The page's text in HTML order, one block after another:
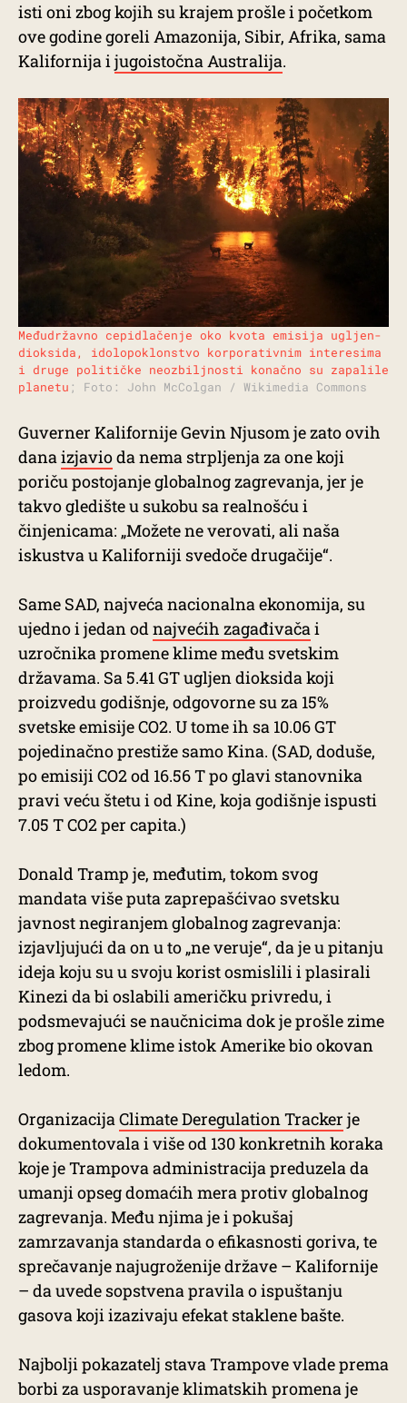
isti oni zbog kojih su krajem prošle i početkom
ove godine goreli Amazonija, Sibir, Afrika, sama
Kalifornija ijugoistočna Australija.
Međudržavno cepidlačenje oko kvota emisija ugljen-
dioksida, idolopoklonstvo korporativnim interesima
i druge političke neozbiljnosti konačno su zapalile
planetu ; Foto: John McColgan / Wikimedia Commons
Guverner Kalifornije Gevin Njusom je zato ovih
danaizjavioda nema strpljenja za one koji
poriču postojanje globalnog zagrevanja, jer je
takvo gledište u sukobu sa realnošću i
činjenicama: „Možete ne verovati, ali naša
iskustva u Kaliforniji svedoče drugačije“.
Same SAD, najveća nacionalna ekonomija, su
ujedno i jedan odnajvećih zagađivačai
uzročnika promene klime među svetskim
državama. Sa 5.41 GT ugljen dioksida koji
proizvedu godišnje, odgovorne su za 15%
svetske emisije CO2. U tome ih sa 10.06 GT
pojedinačno prestiže samo Kina. (SAD, doduše,
po emisiji CO2 od 16.56 T po glavi stanovnika
pravi veću štetu i od Kine, koja godišnje ispusti
7.05 T CO2 per capita.)
Donald Tramp je, međutim, tokom svog
mandata više puta zaprepašćivao svetsku
javnost negiranjem globalnog zagrevanja:
izjavljujući da on u to „ne veruje“, da je u pitanju
ideja koju su u svoju korist osmislili i plasirali
Kinezi da bi oslabili američku privredu, i
podsmevajući se naučnicima dok je prošle zime
zbog promene klime istok Amerike bio okovan
ledom.
OrganizacijaClimate Deregulation Tracker je
dokumentovala i više od 130 konkretnih koraka
koje je Trampova administracija preduzela da
umanji opseg domaćih mera protiv globalnog
zagrevanja. Među njima je i pokušaj
zamrzavanja standarda o efikasnosti goriva, te
sprečavanje najugroženije države – Kalifornije
– da uvede sopstvena pravila o ispuštanju
gasova koji izazivaju efekat staklene bašte.
Najbolji pokazatelj stava Trampove vlade prema
borbi za usporavanje klimatskih promena je